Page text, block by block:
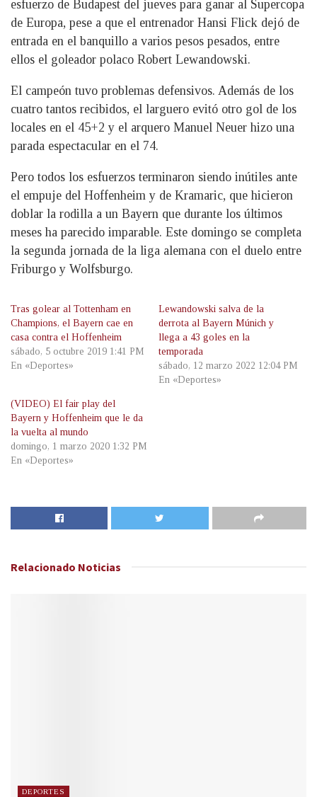
esfuerzo de Budapest del jueves para ganar al Supercopa
de Europa, pese a que el entrenador Hansi Flick dejó de
entrada en el banquillo a varios pesos pesados, entre
ellos el goleador polaco Robert Lewandowski.
El campeón tuvo problemas defensivos. Además de los
cuatro tantos recibidos, el larguero evitó otro gol de los
locales en el 45+2 y el arquero Manuel Neuer hizo una
parada espectacular en el 74.
Pero todos los esfuerzos terminaron siendo inútiles ante
el empuje del Hoffenheim y de Kramaric, que hicieron
doblar la rodilla a un Bayern que durante los últimos
meses ha parecido imparable. Este domingo se completa
la segunda jornada de la liga alemana con el duelo entre
Friburgo y Wolfsburgo.
Tras golear al Tottenham en
Champions, el Bayern cae en
casa contra el Hoffenheim
sábado, 5 octubre 2019 1:41 PM
En «Deportes»
Lewandowski salva de la
derrota al Bayern Múnich y
llega a 43 goles en la
temporada
sábado, 12 marzo 2022 12:04 PM
En «Deportes»
(VIDEO) El fair play del
Bayern y Hoffenheim que le da
la vuelta al mundo
domingo, 1 marzo 2020 1:32 PM
En «Deportes»
Relacionado Noticias
DEPORTES